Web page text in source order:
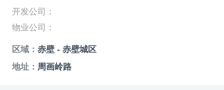
开发公司：
物业公司：
区域： 赤壁 - 赤壁城区
地址： 周画岭路